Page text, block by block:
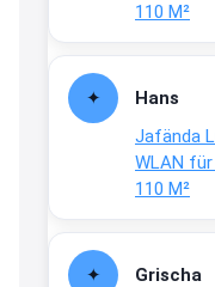
110 M²
Hans
Jafända
WLAN
110 M²
Grischa
Ab
13:44